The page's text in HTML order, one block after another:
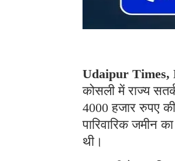
Udaipur Times,
कोसली में राज्य
4000 हजार रुपए
पारिवारिक जमीन
थी।